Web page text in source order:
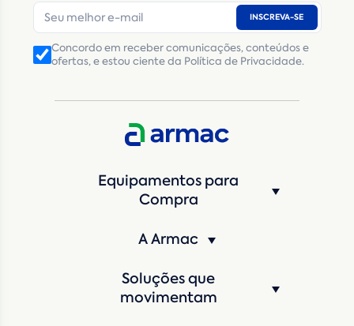
INSCREVA-SE
Concordo em receber comunicações, conteúdos e
ofertas, e estou ciente da Política de Privacidade.
Equipamentos para
Compra
A Armac
Soluções que
movimentam
Número de telefone
CNPJ Inscrição Estadual(Produtor Rural)
CNPJ da empresa/ CPF - Produtor rural*
Máquina de interesse*
Qual o período de locação? *